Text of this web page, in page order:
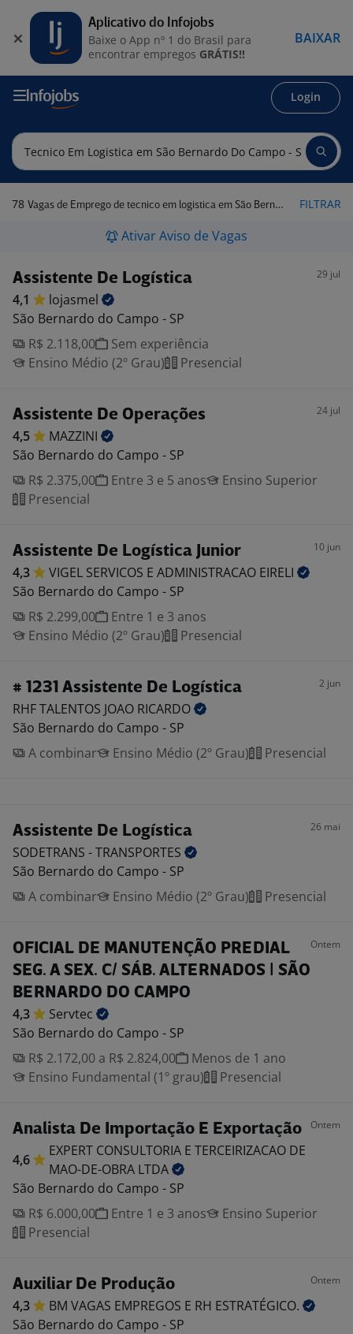
Login
78 Vagas de Emprego de tecnico em logistica em São Bernardo do Campo - SP FILTRAR
Ativar Aviso de Vagas
Assistente De Logística 29 jul
4,1
lojasmel
São Bernardo do Campo - SP
R$ 2.118,00
Sem experiência
Ensino Médio (2º Grau)
Presencial
Assistente De Operações 24 jul
4,5
MAZZINI
São Bernardo do Campo - SP
R$ 2.375,00
Entre 3 e 5 anos
Ensino Superior
Presencial
Assistente De Logística Junior 10 jun
4,3 VIGEL SERVICOS E ADMINISTRACAO EIRELI
São Bernardo do Campo - SP
R$ 2.299,00
Entre 1 e 3 anos
Ensino Médio (2º Grau)
Presencial
# 1231 Assistente De Logística 2 jun
RHF TALENTOS JOAO RICARDO
São Bernardo do Campo - SP
A combinar
Ensino Médio (2º Grau) Presencial
Assistente De Logística 26 mai
SODETRANS -TRANSPORTES
São Bernardo do Campo - SP
A combinar
Ensino Médio (2º Grau) Presencial
OFICIAL DE MANUTENÇÃO PREDIAL
SEG. A SEX. C/ SÁB. ALTERNADOS | SÃO
BERNARDO DO CAMPO
Ontem
4,3
Servtec
São Bernardo do Campo - SP
R$ 2.172,00 a R$ 2.824,00
Menos de 1 ano
Ensino Fundamental (1º grau)
Presencial
Analista De Importação E Exportação Ontem
4,6
EXPERT CONSULTORIA E TERCEIRIZACAO DE
MAO-DE-OBRA LTDA
São Bernardo do Campo - SP
R$ 6.000,00
Entre 1 e 3 anos
Ensino Superior
Presencial
Auxiliar De Produção Ontem
4,3 BM VAGAS EMPREGOS E RH ESTRATÉGICO.
São Bernardo do Campo - SP
Aplicativo do Infojobs
Baixe o App nº 1 do Brasil para
encontrar empregos GRÁTIS!!
BAIXAR